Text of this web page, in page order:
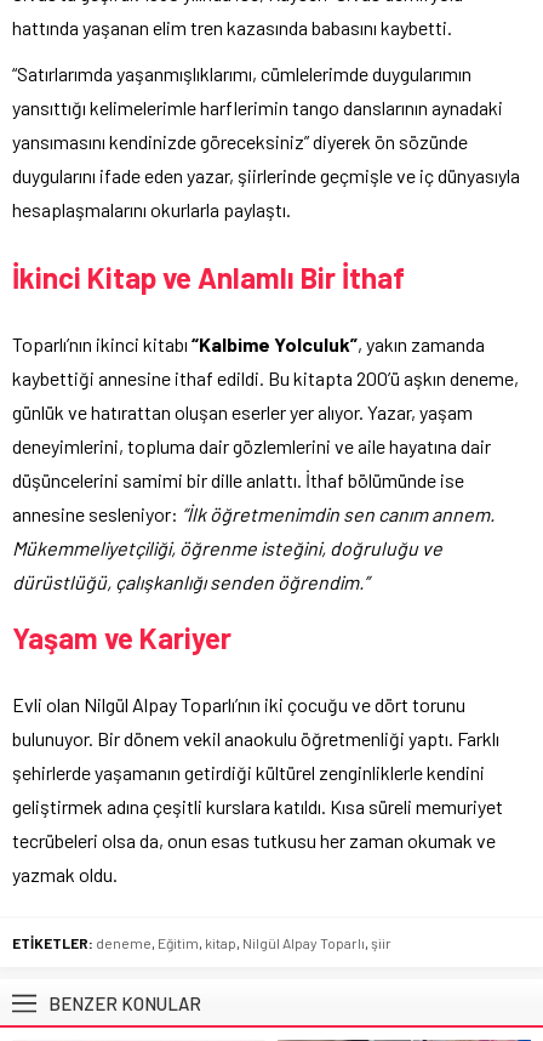
hattında yaşanan elim tren kazasında babasını kaybetti.
“Satırlarımda yaşanmışlıklarımı, cümlelerimde duygularımın
yansıttığı kelimelerimle harflerimin tango danslarının aynadaki
yansımasını kendinizde göreceksiniz” diyerek ön sözünde
duygularını ifade eden yazar, şiirlerinde geçmişle ve iç dünyasıyla
hesaplaşmalarını okurlarla paylaştı.
İkinci Kitap ve Anlamlı Bir İthaf
Toparlı’nın ikinci kitabı “Kalbime Yolculuk”, yakın zamanda
kaybettiği annesine ithaf edildi. Bu kitapta 200’ü aşkın deneme,
günlük ve hatırattan oluşan eserler yer alıyor. Yazar, yaşam
deneyimlerini, topluma dair gözlemlerini ve aile hayatına dair
düşüncelerini samimi bir dille anlattı. İthaf bölümünde ise
annesine sesleniyor: “İlk öğretmenimdin sen canım annem.
Mükemmeliyetçiliği, öğrenme isteğini, doğruluğu ve
dürüstlüğü, çalışkanlığı senden öğrendim.”
Yaşam ve Kariyer
Evli olan Nilgül Alpay Toparlı’nın iki çocuğu ve dört torunu
bulunuyor. Bir dönem vekil anaokulu öğretmenliği yaptı. Farklı
şehirlerde yaşamanın getirdiği kültürel zenginliklerle kendini
geliştirmek adına çeşitli kurslara katıldı. Kısa süreli memuriyet
tecrübeleri olsa da, onun esas tutkusu her zaman okumak ve
yazmak oldu.
ETİKETLER: deneme, Eğitim, kitap, Nilgül Alpay Toparlı, şiir
BENZER KONULAR